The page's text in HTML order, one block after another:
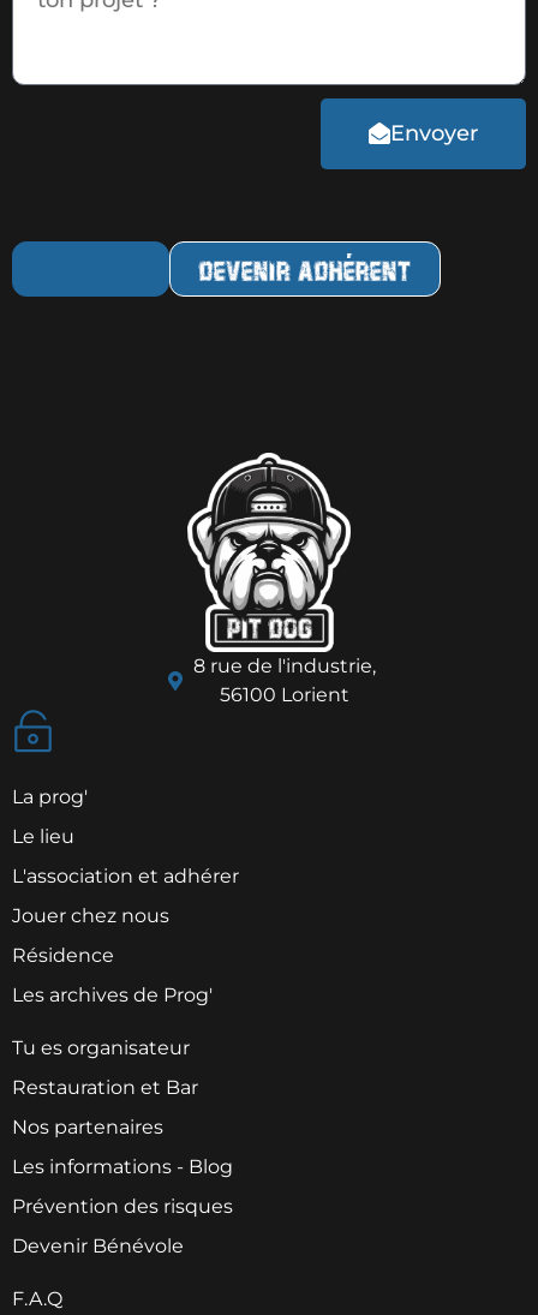
Envoyer
Devenir adhérent
8 rue de l'industrie,
56100 Lorient
La prog'
Le lieu
L'association et adhérer
Jouer chez nous
Résidence
Les archives de Prog'
Tu es organisateur
Restauration et Bar
Nos partenaires
Les informations - Blog
Prévention des risques
Devenir Bénévole
F.A.Q